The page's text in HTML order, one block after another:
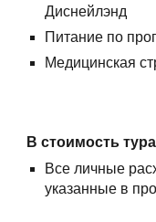
Диснейлэнд
Питание по
Медицинская
В стоимость
Все личные
указанные в